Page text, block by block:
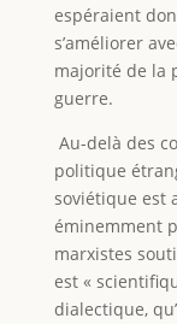
espéraient
s’améliorer
majorité de la
guerre.
Au-delà des
politique
soviétique est
éminemment
marxistes
est «
dialectique,